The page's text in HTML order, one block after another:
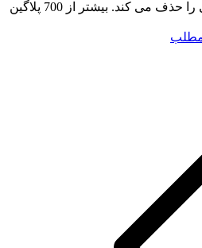
ها، به سرعت چنین فایل هایی را حذف می کند. بیشتر از 700 پلاگین
مطلب